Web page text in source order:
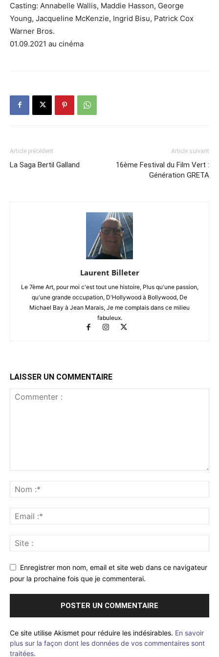
Casting: Annabelle Wallis, Maddie Hasson, George
Young, Jacqueline McKenzie, Ingrid Bisu, Patrick Cox
Warner Bros.
01.09.2021 au cinéma
Article précédent
La Saga Bertil Galland
Article suivant
16ème Festival du Film Vert :
Génération GRETA
Laurent Billeter
Le 7ème Art, pour moi c'est tout une histoire, Plus qu'une passion,
qu'une grande occupation, D'Hollywood à Bollywood, De
Michael Bay à Jean Marais, Je me complais dans ce milieu
fabuleux.
LAISSER UN COMMENTAIRE
Enregistrer mon nom, email et site web dans ce navigateur
pour la prochaine fois que je commenterai.
Ce site utilise Akismet pour réduire les indésirables. En savoir
plus sur la façon dont les données de vos commentaires sont
traitées.